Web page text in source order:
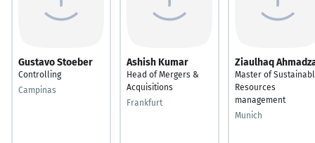
Gustavo Stoeber
Controlling
Campinas
Ashish Kumar
Head of Mergers &
Acquisitions
Frankfurt
Ziaulhaq
Master of
Resources
management
Munich